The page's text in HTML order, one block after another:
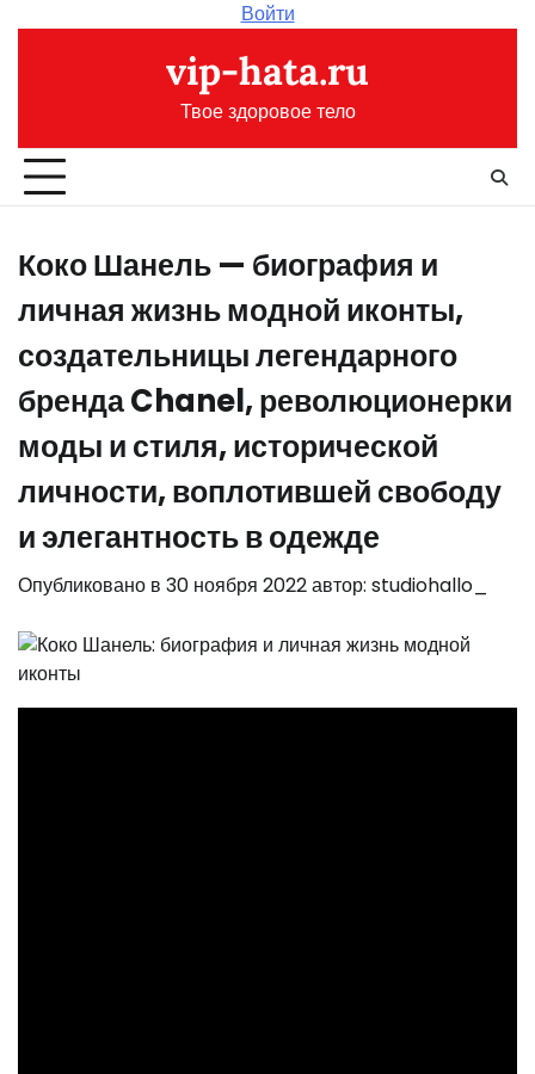
Войти
vip-hata.ru
Твое здоровое тело
Коко Шанель — биография и
личная жизнь модной иконты,
создательницы легендарного
бренда Chanel, революционерки
моды и стиля, исторической
личности, воплотившей свободу
и элегантность в одежде
Опубликовано в 30 ноября 2022автор: studiohallo_